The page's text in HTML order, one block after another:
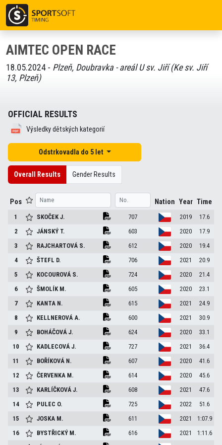
AIMTEC OPEN RACE
18.05.2024 - Plzeň, Doubravka - areál U sv. Jiří (Ke sv. Jiří
13, Plzeň)
OFFICIAL RESULTS
Výsledky dětských kategorií
Odstrkovadla do 5 let
Overall Results Gender Results
Pos Nation Year Time
1 SKOČEKJ. 707 2019
17.6
2
JÁNSKÝ T. 603 2020
17.9
3
RAJCHARTOVÁ S. 612 2020
19.4
4
ŠTEFL D. 706 2021
20.9
5
KOCOUROVÁ S. 724 2020
21.4
6
ŠMOLÍK M. 605 2020
23.1
7
KANTA N. 615 2021
24.9
8
KELLNEROVÁA. 600 2021
30.9
9
BOHÁČOVÁJ. 624 2020
33.1
10
KADLECOVÁJ. 727 2021
36.4
11
BOŘÍKOVÁ N. 607 2020
41.6
12
ČERVENKA M. 614 2020
45.6
13
KARLÍČKOVÁJ. 608 2021
47.6
14
PULEC O. 725 2022
51.6
15
JOSKA M. 611 2021
1:07.9
16
BYSTŘICKÝ M. 616 2021
1:11.6